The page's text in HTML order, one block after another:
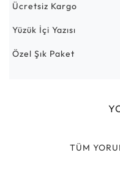
Ücretsiz Kargo
Yüzük İçi Yazısı
Özel Şık Paket
TÜM